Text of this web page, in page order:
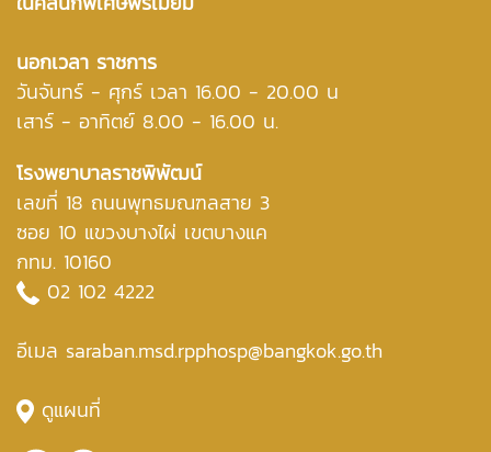
นอกเวลา ราชการ
วันจันทร์ - ศุกร์ เวลา 16.00 - 20.00 น
เสาร์ - อาทิตย์ 8.00 - 16.00 น.
โรงพยาบาลราชพิพัฒน์
เลขที่ 18 ถนนพุทธมณฑลสาย 3
ซอย 10 แขวงบางไผ่ เขตบางแค
กทม. 10160
02 102 4222
อีเมล saraban.msd.rpphosp@bangkok.go.th
ดูแผนที่